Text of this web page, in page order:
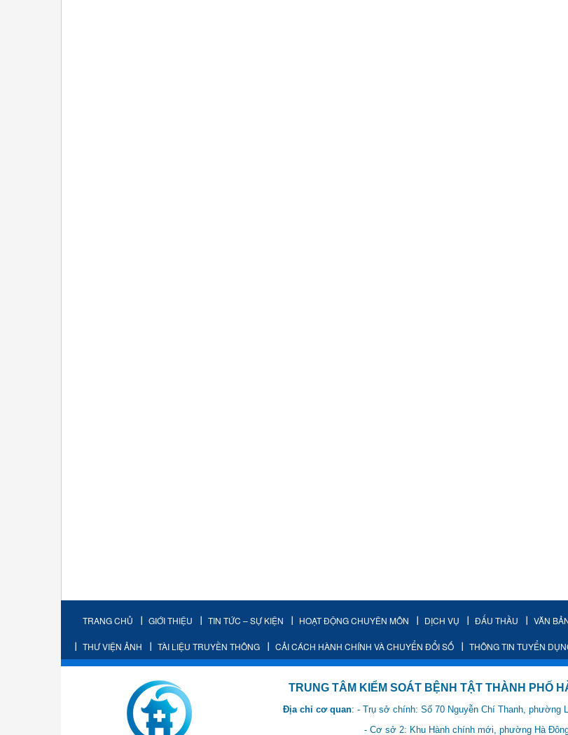
TRANG CHỦ GIỚI THIỆU TIN TỨC – SỰ KIỆN HOẠT ĐỘNG CHUYÊN MÔN DỊCH VỤ ĐẤU THẦU VĂN
THƯ VIỆN ẢNH TÀI LIỆU TRUYỀN THÔNG CẢI CÁCH HÀNH CHÍNH VÀ CHUYỂN ĐỔI SỐ THÔNG TIN TUYỂN
TRUNG TÂM KIỂM SOÁT BỆNH TẬT THÀNH PHỐ HÀ
Địa chỉ cơ quan: - Trụ sở chính: Số 70 Nguyễn Chí Thanh, phường
- Cơ sở 2: Khu Hành chính mới, phường Hà Đông,